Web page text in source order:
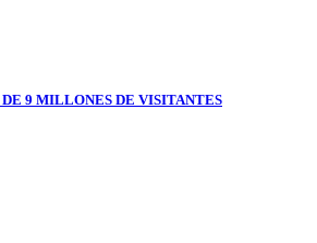
9 MILLONES DE VISITANTES